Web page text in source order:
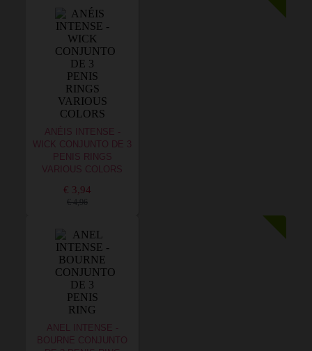
ANÉIS INTENSE -
WICK CONJUNTO DE 3
PENIS RINGS
VARIOUS COLORS
€ 3,94
€ 4,96
ANEL INTENSE -
BOURNE CONJUNTO